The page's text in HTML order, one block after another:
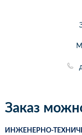
Заказ
ИНЖЕНЕРНО-